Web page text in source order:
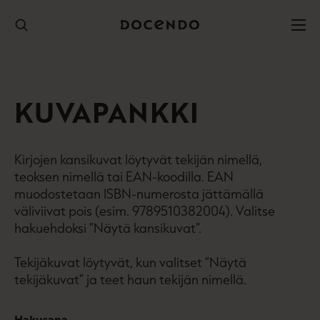
sisältöön
KUVAPANKKI
Kirjojen kansikuvat löytyvät tekijän nimellä,
teoksen nimellä tai EAN-koodilla. EAN
muodostetaan ISBN-numerosta jättämällä
väliviivat pois (esim. 9789510382004). Valitse
hakuehdoksi ”Näytä kansikuvat”.
Tekijäkuvat löytyvät, kun valitset ”Näytä
tekijäkuvat” ja teet haun tekijän nimellä.